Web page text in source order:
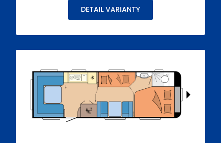
DETAIL VARIANTY